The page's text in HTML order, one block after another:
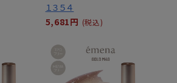
１３５４
5,681円 (税込)